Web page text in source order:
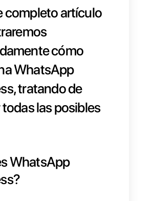
completo artículo
cómo
tratando de
todas las posibles